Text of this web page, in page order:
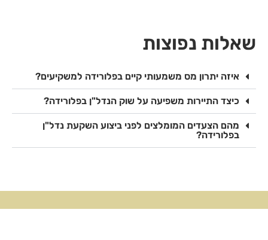
שאלות נפוצות
איזה יתרון מס משמעותי קיים בפלורידה למשקיעים?
כיצד התיירות משפיעה על שוק הנדל"ן בפלורידה?
מהם הצעדים המומלצים לפני ביצוע השקעת נדל"ן
בפלורידה?